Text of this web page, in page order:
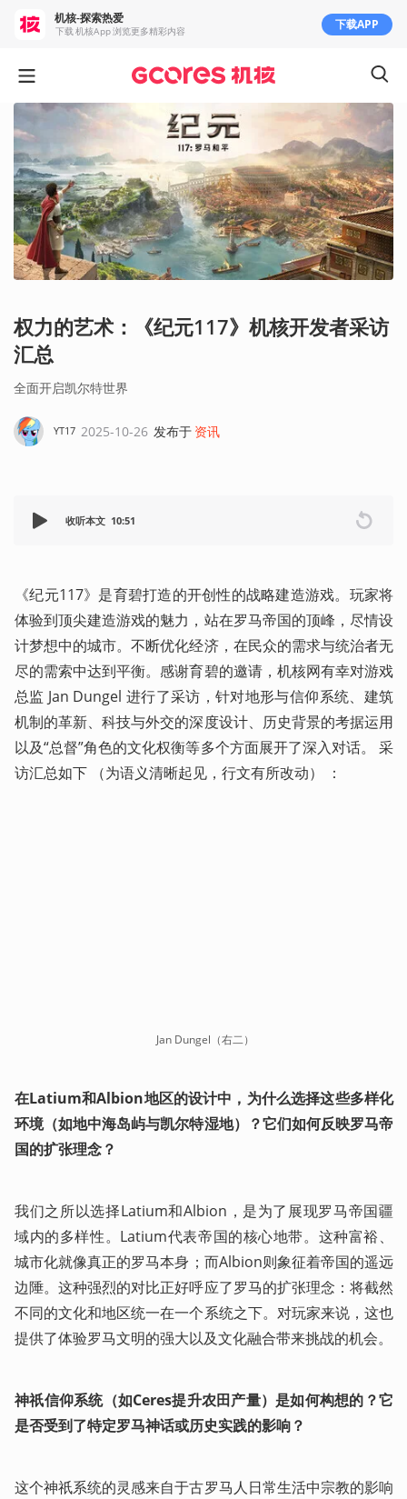
权力的艺术：《纪元117》机核开发者采访
汇总
全面开启凯尔特世界
YT17 2025-10-26 发布于 资讯
收听本文 10:51
《纪元117》是育碧打造的开创性的战略建造游戏。玩家将
体验到顶尖建造游戏的魅力，站在罗马帝国的顶峰，尽情设
计梦想中的城市。不断优化经济，在民众的需求与统治者无
尽的需索中达到平衡。感谢育碧的邀请，机核网有幸对游戏
总监 Jan Dungel 进行了采访，针对地形与信仰系统、建筑
机制的革新、科技与外交的深度设计、历史背景的考据运用
以及“总督”角色的文化权衡等多个方面展开了深入对话。 采
访汇总如下 （为语义清晰起见，行文有所改动） ：
Jan Dungel（右二）
在Latium和Albion地区的设计中，为什么选择这些多样化
环境（如地中海岛屿与凯尔特湿地）？它们如何反映罗马帝
国的扩张理念？
我们之所以选择Latium和Albion，是为了展现罗马帝国疆
域内的多样性。Latium代表帝国的核心地带。这种富裕、
城市化就像真正的罗马本身；而Albion则象征着帝国的遥远
边陲。这种强烈的对比正好呼应了罗马的扩张理念：将截然
不同的文化和地区统一在一个系统之下。对玩家来说，这也
提供了体验罗马文明的强大以及文化融合带来挑战的机会。
神祇信仰系统（如Ceres提升农田产量）是如何构想的？它
是否受到了特定罗马神话或历史实践的影响？
这个神祇系统的灵感来自于古罗马人日常生活中宗教的影响
机核-探索热爱
下载 机核App 浏览更多精彩内容 下载APP